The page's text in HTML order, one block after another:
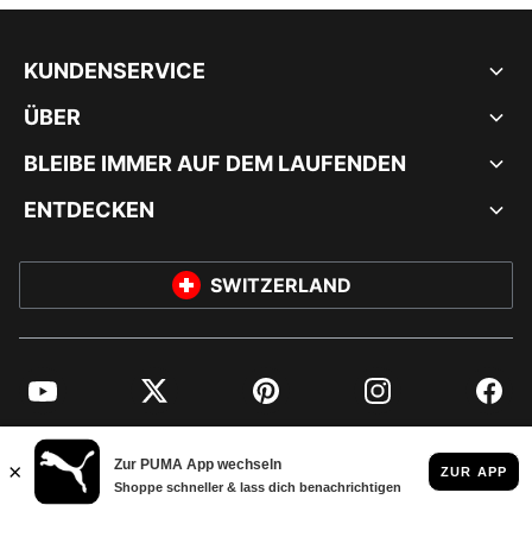
KUNDENSERVICE
ÜBER
BLEIBE IMMER AUF DEM LAUFENDEN
ENTDECKEN
SWITZERLAND
YouTube Twitter Pinterest Instagram
© PUMA EUROPE GMBH, 2026. ALLE RECHTE VORBEHALTEN
IMPRESSUM UND RECHTLICHE HINWEISE